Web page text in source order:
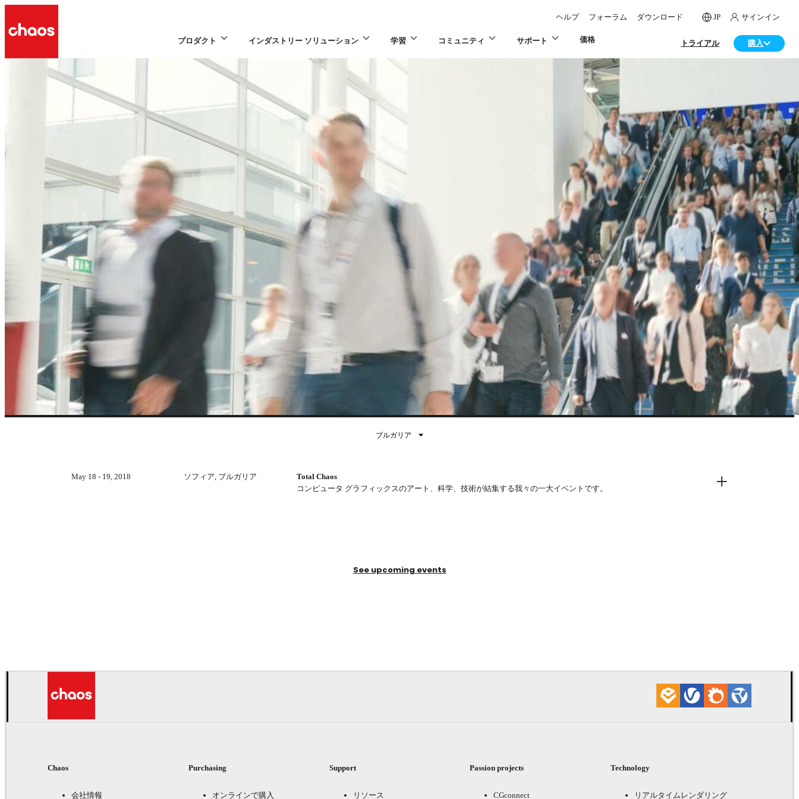
ヘルプ フォーラム ダウンロード JP サインイン
プロダクト インダストリー ソリューション 学習 コミュニティ サポート 価格 トライアル 購入
ブルガリア
May 18 - 19, 2018 ソフィア, ブルガリア
Total Chaos
コンピュータ グラフィックスのアート、科学、技術が結集する我々の一大イベントです。
+
See upcoming events
Chaos
会社情報
Purchasing
オンラインで購入
Support
リソース
Passion projects
CGconnect
Technology
リアルタイムレンダリング